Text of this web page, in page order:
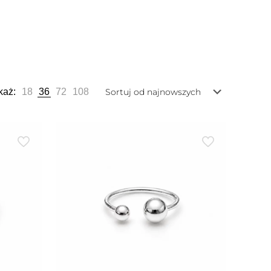
18 36 72 108